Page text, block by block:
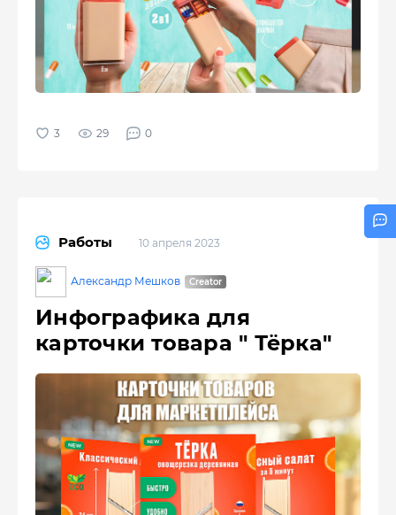
29 0
Работы 10 апреля 2023
Александр Мешков
Инфографика для
карточки товара " Тёрка"